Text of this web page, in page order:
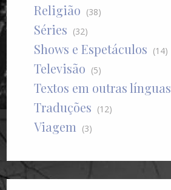
Religião (38)
Séries (32)
Shows e Espetáculos (14)
Televisão (5)
Textos em outras línguas
Traduções (12)
Viagem (3)